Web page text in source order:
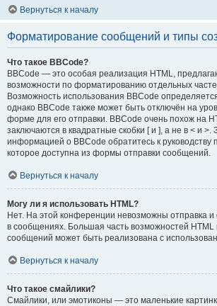
Вернуться к началу
Форматирование сообщений и типы
Что такое BBCode?
BBCode — это особая реализация HTML,
возможности по форматированию отдельных
Возможность использования BBCode
однако BBCode также может быть отключён на
форме для его отправки. BBCode очень похож на
заключаются в квадратные скобки [ и ], а не в < и >.
информацией о BBCode обратитесь к руководству
которое доступна из формы отправки сообщений.
Вернуться к началу
Могу ли я использовать HTML?
Нет. На этой конференции невозможны отправка и
в сообщениях. Большая часть возможностей
сообщений может быть реализована с
Вернуться к началу
Что такое смайлики?
Смайлики, или эмотиконы — это маленькие